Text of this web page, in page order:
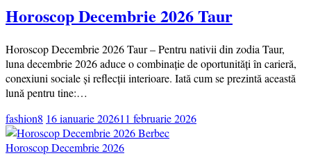
Horoscop Decembrie 2026 Taur
Horoscop Decembrie 2026 Taur – Pentru nativii din zodia Taur,
luna decembrie 2026 aduce o combinație de oportunități în carieră,
conexiuni sociale și reflecții interioare. Iată cum se prezintă această
lună pentru tine:…
fashion8 16 ianuarie 202611 februarie 2026
Horoscop Decembrie 2026